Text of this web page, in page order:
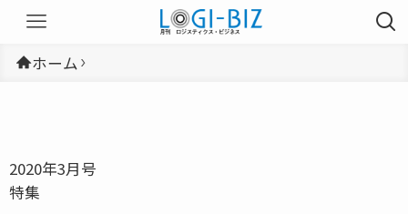
ホーム
2020年3月号
特集